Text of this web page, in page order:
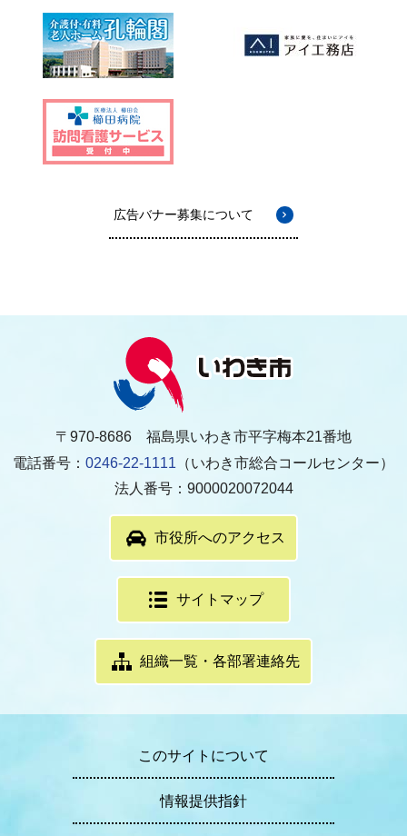
広告バナー募集について
〒970-8686 福島県いわき市平字梅本21番地
電話番号： 0246-22-1111 （いわき市総合コールセンター）
法人番号：9000020072044
市役所へのアクセス
サイトマップ
組織一覧・各部署連絡先
このサイトについて
情報提供指針